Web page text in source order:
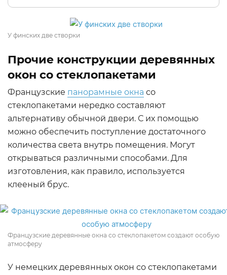
У финских две створки
Прочие конструкции деревянных
окон со стеклопакетами
Французские панорамные окна со
стеклопакетами нередко составляют
альтернативу обычной двери. С их помощью
можно обеспечить поступление достаточного
количества света внутрь помещения. Могут
открываться различными способами. Для
изготовления, как правило, используется
клееный брус.
Французские деревянные окна со стеклопакетом создают особую
атмосферу
У немецких деревянных окон со стеклопакетами